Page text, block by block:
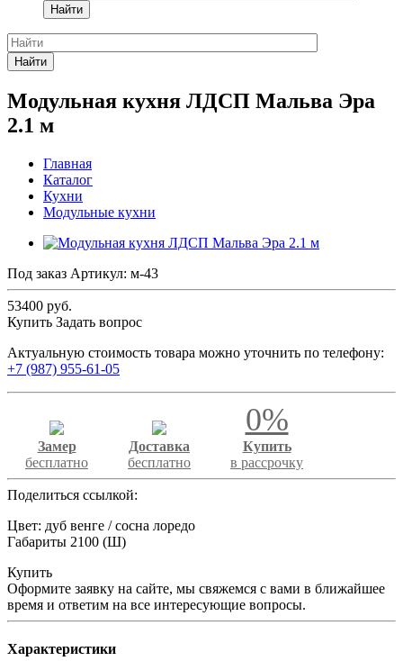
Найти
Найти
Модульная кухня ЛДСП Мальва Эра
2.1 м
Главная
Каталог
Кухни
Модульные кухни
Под заказ Артикул: м-43
53400 руб.
Купить Задать вопрос
Актуальную стоимость товара можно уточнить по телефону:
+7 (987) 955-61-05
Замер
бесплатно
Доставка
бесплатно
0%
Купить
в рассрочку
Поделиться ссылкой:
Цвет: дуб венге / сосна лоредо
Габариты 2100 (Ш)
Купить
Оформите заявку на сайте, мы свяжемся с вами в ближайшее
время и ответим на все интересующие вопросы.
Характеристики